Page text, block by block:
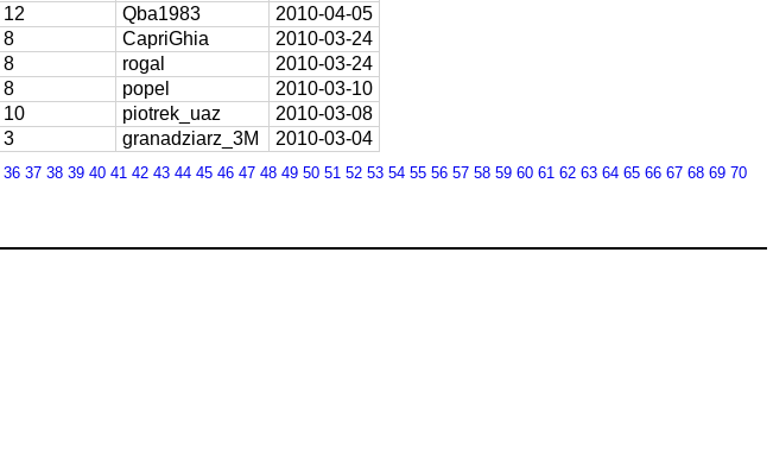
12 Qba1983
2010-04-05
8 CapriGhia
2010-03-24
8 rogal
2010-03-24
8 popel
2010-03-10
10 piotrek_uaz
2010-03-08
3 granadziarz_3M 2010-03-04
36 37 38 39 40 41 42 43 44 45 46 47 48 49 50 51 52 53 54 55 56 57 58 59 60 61 62 63 64 65 66 67 68 69 70